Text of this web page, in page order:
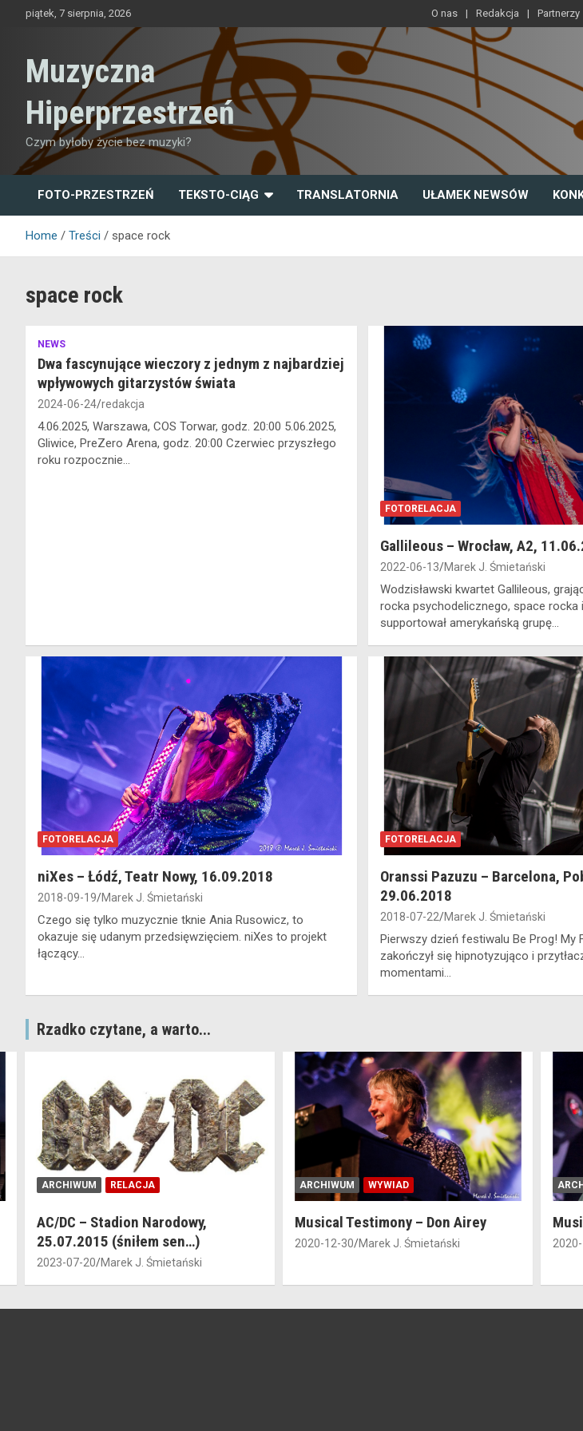
piątek, 7 sierpnia, 2026 O nas Redakcja Partnerzy
Muzyczna
Hiperprzestrzeń
Czym byłoby życie bez muzyki?
FOTO-PRZESTRZEŃ TEKSTO-CIĄG TRANSLATORNIA UŁAMEK NEWSÓW
Home Treści space rock
space rock
NEWS
Dwa fascynujące wieczory z jednym z najbardziej
wpływowych gitarzystów świata
2024-06-24 redakcja
4.06.2025, Warszawa, COS Torwar, godz. 20:00 5.06.2025,
Gliwice, PreZero Arena, godz. 20:00 Czerwiec przyszłego
roku rozpocznie…
FOTORELACJA
Gallileous – Wrocław, A2,
2022-06-13 Marek J. Śmietański
Wodzisławski kwartet Gallileous,
rocka psychodelicznego, space rocka
supportował amerykańską grupę…
FOTORELACJA
niXes – Łódź, Teatr Nowy, 16.09.2018
2018-09-19 Marek J. Śmietański
Czego się tylko muzycznie tknie Ania Rusowicz, to
okazuje się udanym przedsięwzięciem. niXes to projekt
łączący…
FOTORELACJA
Oranssi Pazuzu – Barcelona,
29.06.2018
2018-07-22 Marek J. Śmietański
Pierwszy dzień festiwalu Be Prog! My
zakończył się hipnotyzująco i
momentami…
Rzadko czytane, a warto...
ARCHIWUM RELACJA
AC/DC – Stadion Narodowy,
25.07.2015 (śniłem sen…)
2023-07-20 Marek J. Śmietański
ARCHIWUM WYWIAD
Musical Testimony – Don Airey
2020-12-30 Marek J. Śmietański